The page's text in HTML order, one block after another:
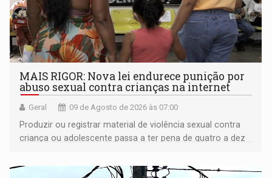
MAIS RIGOR: Nova lei endurece punição por
abuso sexual contra crianças na internet
Geral 09 de Agosto de 2026 às 07:00
Produzir ou registrar material de violência sexual contra
criança ou adolescente passa a ter pena de quatro a dez